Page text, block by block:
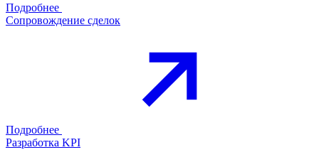
Подробнее
Сопровождение сделок
Подробнее
Разработка KPI